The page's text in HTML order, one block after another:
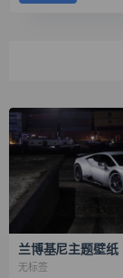
兰博基尼主题壁纸
无标签